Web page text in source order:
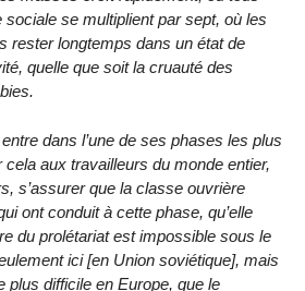
se multiplient par sept, où les
rester longtemps dans un état de
quelle que soit la cruauté des
dans l’une de ses phases les plus
aux travailleurs du monde entier,
s’assurer que la classe ouvrière
ont conduit à cette phase, qu’elle
du prolétariat est impossible sous le
ici [en Union soviétique], mais
plus difficile en Europe, que le